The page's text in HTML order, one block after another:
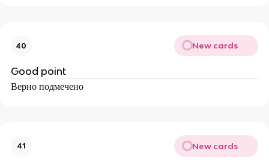
40 New cards
Good point
Верно подмечено
41 New cards